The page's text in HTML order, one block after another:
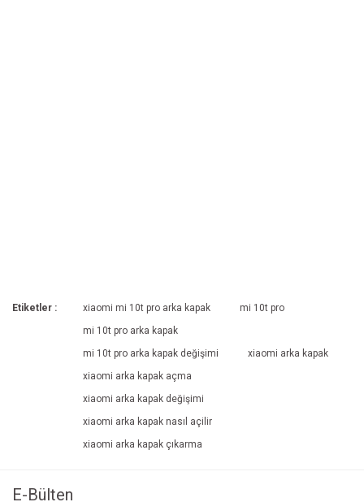
Etiketler : xiaomi mi 10t pro arka kapak
mi 10t pro
mi 10t pro arka kapak
mi 10t pro arka kapak değişimi
xiaomi arka kapak
xiaomi arka kapak açma
xiaomi arka kapak değişimi
xiaomi arka kapak nasıl açilir
xiaomi arka kapak çıkarma
E-Bülten